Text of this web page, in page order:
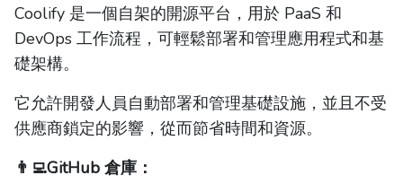
Coolify 是一個自架的開源平台，用於 PaaS 和
DevOps 工作流程，可輕鬆部署和管理應用程式和基
礎架構。
它允許開發人員自動部署和管理基礎設施，並且不受
供應商鎖定的影響，從而節省時間和資源。
👨‍💻GitHub 倉庫：